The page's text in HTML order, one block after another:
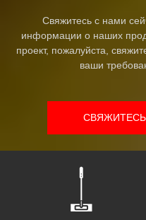
Свяжитесь с нами
информации о наших
проект, пожалуйста,
ваши